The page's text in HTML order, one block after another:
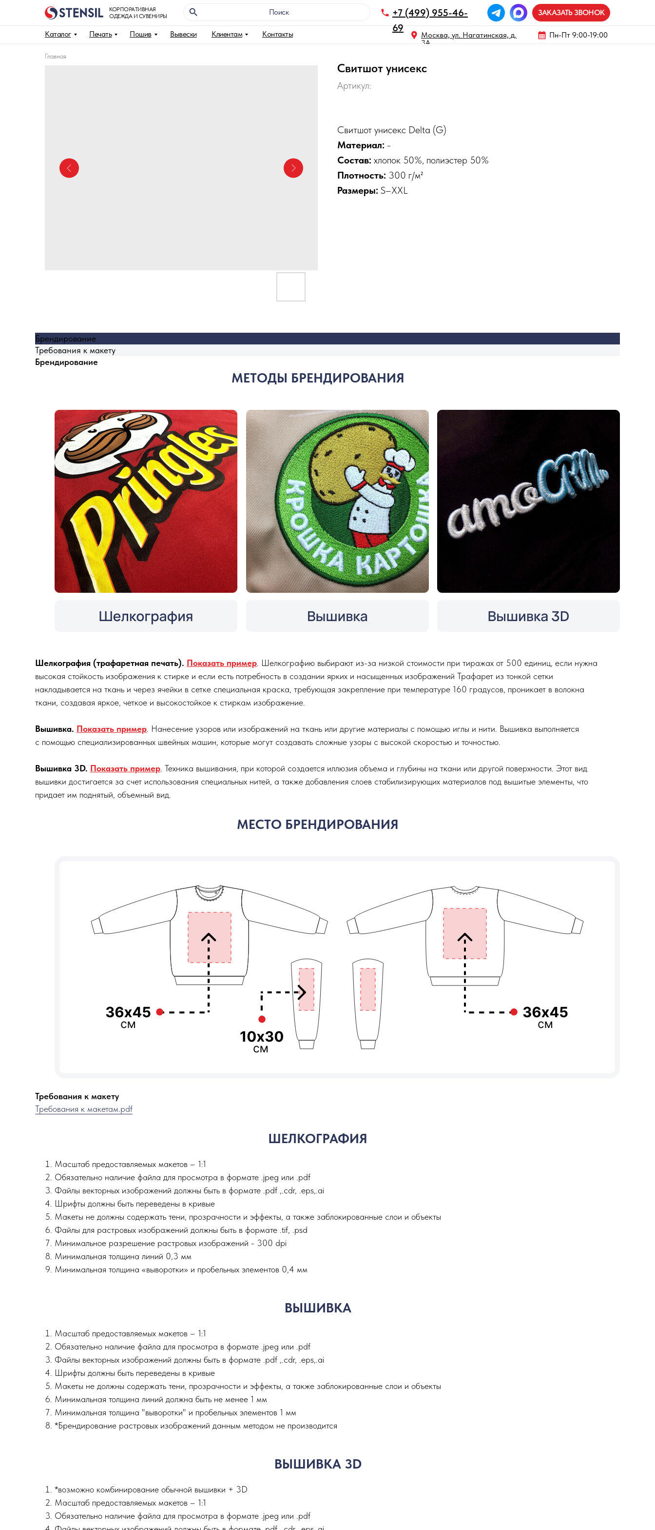
Главная
ЗАКАЗАТЬ ЗВОНОК
Клиентам
Пошив Контакты
Вывески
Печать
Каталог
Поискㅤㅤㅤㅤㅤㅤㅤㅤㅤㅤㅤㅤㅤㅤㅤㅤ
КОРПОРАТИВНАЯ
ОДЕЖДА И СУВЕНИРЫ
+7 (499) 955-46-
69
Москва, ул. Нагатинская, д.
3A
Пн-Пт 9:00-19:00
Свитшот унисекс
Артикул:
Свитшот унисекс Delta (G)
Материал: -
Состав: хлопок 50%, полиэстер 50%
Плотность: 300 г/м²
Размеры: S–XXL
Брендирование
Требования к макету
Брендирование
МЕТОДЫ БРЕНДИРОВАНИЯ
Шелкография (трафаретная печать). Показать пример . Шелкографию выбирают из-за низкой стоимости при тиражах от 500 единиц, если нужна
высокая стойкость изображения к стирке и если есть потребность в создании ярких и насыщенных изображений Трафарет из тонкой сетки
накладывается на ткань и через ячейки в сетке специальная краска, требующая закрепление при температуре 160 градусов, проникает в волокна
ткани, создавая яркое, четкое и высокостойкое к стиркам изображение.
Вышивка. Показать пример . Нанесение узоров или изображений на ткань или другие материалы с помощью иглы и нити. Вышивка выполняется
с помощью специализированных швейных машин, которые могут создавать сложные узоры с высокой скоростью и точностью.
Вышивка 3D. Показать пример . Техника вышивания, при которой создается иллюзия объема и глубины на ткани или другой поверхности. Этот вид
вышивки достигается за счет использования специальных нитей, а также добавления слоев стабилизирующих материалов под вышитые элементы, что
придает им поднятый, объемный вид.
МЕСТО БРЕНДИРОВАНИЯ
Требования к макету
Требования к макетам.pdf
ШЕЛКОГРАФИЯ
Масштаб предоставляемых макетов – 1:1
Обязательно наличие файла для просмотра в формате .jpeg или .pdf
Файлы векторных изображений должны быть в формате .pdf ,.сdr, .eps,.ai
Шрифты должны быть переведены в кривые
Макеты не должны содержать тени, прозрачности и эффекты, а также заблокированные слои и объекты
Файлы для растровых изображений должны быть в формате .tif, .psd
Минимальное разрешение растровых изображений - 300 dpi
Минимальная толщина линий 0,3 мм
Минимальная толщина «выворотки» и пробельных элементов 0,4 мм
ВЫШИВКА
Масштаб предоставляемых макетов – 1:1
Обязательно наличие файла для просмотра в формате .jpeg или .pdf
Файлы векторных изображений должны быть в формате .pdf ,.сdr, .eps,.ai
Шрифты должны быть переведены в кривые
Макеты не должны содержать тени, прозрачности и эффекты, а также заблокированные слои и объекты
Минимальная толщина линий должна быть не менее 1 мм
Минимальная толщина "выворотки" и пробельных элементов 1 мм
*Брендирование растровых изображений данным методом не производится
ВЫШИВКА 3D
*возможно комбинирование обычной вышивки + 3D
Масштаб предоставляемых макетов – 1:1
Обязательно наличие файла для просмотра в формате .jpeg или .pdf